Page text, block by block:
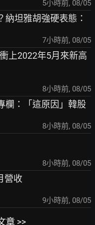
5小時前, 08/05
納坦雅胡強硬表態：
7小時前, 08/05
上2022年5月來新高
8小時前, 08/05
欄：「這原因」韓股
8小時前, 08/05
8小時前, 08/05
營收
9小時前, 08/05
章 >>